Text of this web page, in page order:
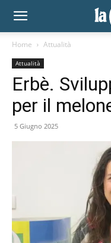
Home Attualità
Attualità
Erbè.
per il
5 Giugno 2025